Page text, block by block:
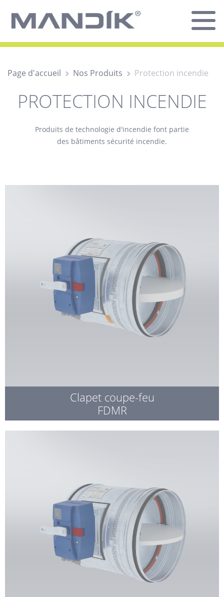
Page d'accueil Nos Produits Protection incendie
PROTECTION INCENDIE
Produits de technologie d'incendie font partie
des bâtiments sécurité incendie.
Clapet coupe-feu
FDMR